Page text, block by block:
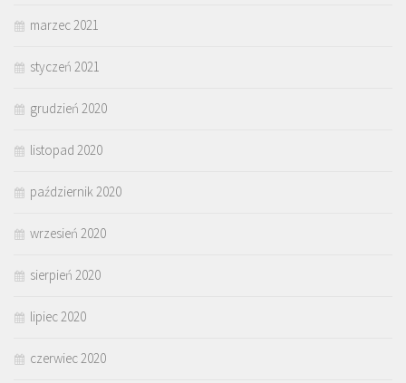
marzec 2021
styczeń 2021
grudzień 2020
listopad 2020
październik 2020
wrzesień 2020
sierpień 2020
lipiec 2020
czerwiec 2020